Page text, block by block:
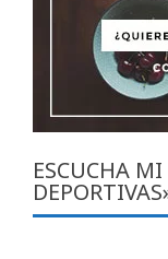
ESCUCHA